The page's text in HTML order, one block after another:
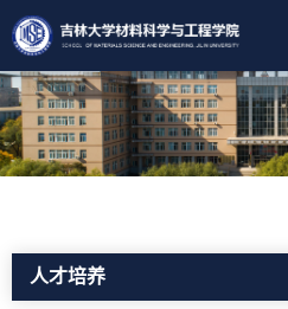
人才培养